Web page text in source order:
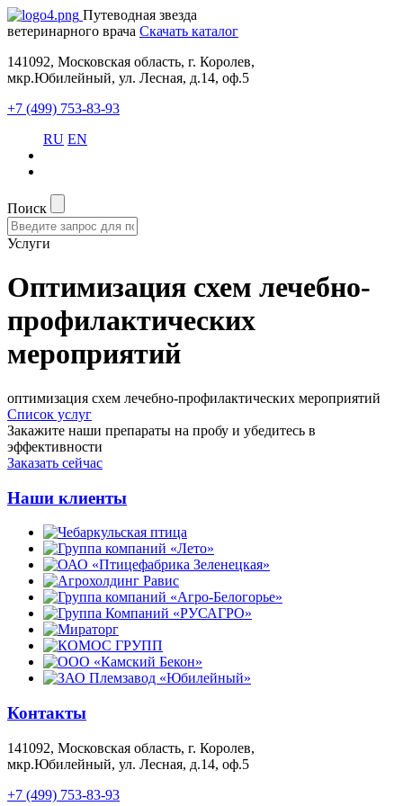
Путеводная звезда
ветеринарного врача Скачать каталог
141092, Московская область, г. Королев,
мкр.Юбилейный, ул. Лесная, д.14, оф.5
+7 (499) 753-83-93
RU EN
Поиск
Услуги
Оптимизация схем лечебно-
профилактических
мероприятий
оптимизация схем лечебно-профилактических мероприятий
Список услуг
Закажите наши препараты на пробу и убедитесь в
эффективности
Заказать сейчас
Наши клиенты
Контакты
141092, Московская область, г. Королев,
мкр.Юбилейный, ул. Лесная, д.14, оф.5
+7 (499) 753-83-93